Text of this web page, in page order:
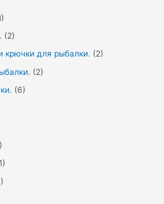
(2)
крючки для рыбалки. (2)
(2)
(6)